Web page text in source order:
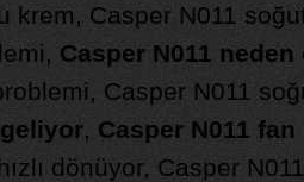
krem, Casper N011
Casper N011 neden
Casper N011
geliyor, Casper N011 fan
dönüyor, Casper